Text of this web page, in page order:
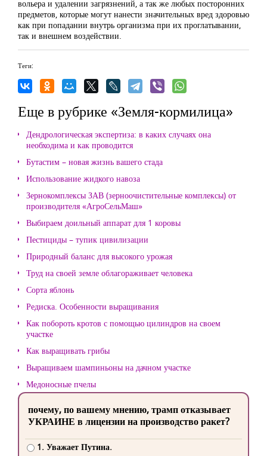
вольера и удалении загрязнений, а так же любых посторонних
предметов, которые могут нанести значительных вред здоровью
как при попадании внутрь организма при их проглатывании,
так и внешнем воздействии.
Теги:
Еще в рубрике «Земля-кормилица»
Дендрологическая экспертиза: в каких случаях она
необходима и как проводится
Бутастим – новая жизнь вашего стада
Использование жидкого навоза
Зернокомплексы ЗАВ (зерноочистительные комплексы) от
производителя «АгроСельМаш»
Выбираем доильный аппарат для 1 коровы
Пестициды – тупик цивилизации
Природный баланс для высокого урожая
Труд на своей земле облагораживает человека
Сорта яблонь
Редиска. Особенности выращивания
Как побороть кротов с помощью цилиндров на своем
участке
Как выращивать грибы
Выращиваем шампиньоны на дачном участке
Медоносные пчелы
почему, по вашему мнению, трамп отказывает
УКРАИНЕ в лицензии на производство ракет?
1. Уважает Путина.